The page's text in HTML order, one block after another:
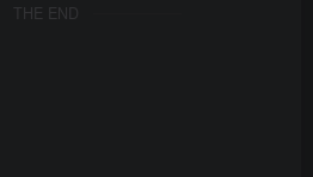
THE END